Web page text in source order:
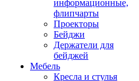
информационные,
флипчарты
Проекторы
Бейджи
Держатели для
бейджей
Мебель
Кресла и стулья